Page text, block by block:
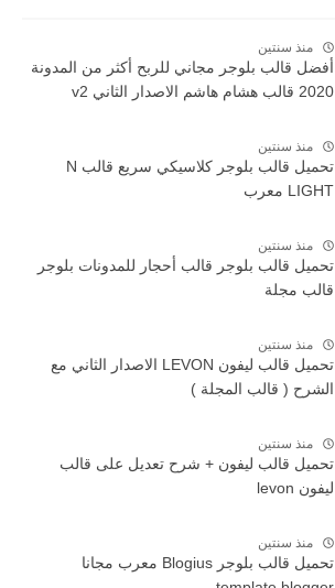
منذ سنتين
أفضل قالب بلوجر مجاني للربح أكثر من المدونة
2020 قالب هشام هاشم الاصدار الثاني v2
منذ سنتين
تحميل قالب بلوجر كلاسيكي سريع قالب N
LIGHT معرب
منذ سنتين
تحميل قالب بلوجر قالب أحجار للمدونات بلوجر
قالب مجلة
منذ سنتين
تحميل قالب ليفون LEVON الاصدار الثاني مع
الشرح ( قالب المجلة )
منذ سنتين
تحميل قالب ليفون + شرح تعديل على قالب
ليفون levon
منذ سنتين
تحميل قالب بلوجر Blogius معرب مجانا